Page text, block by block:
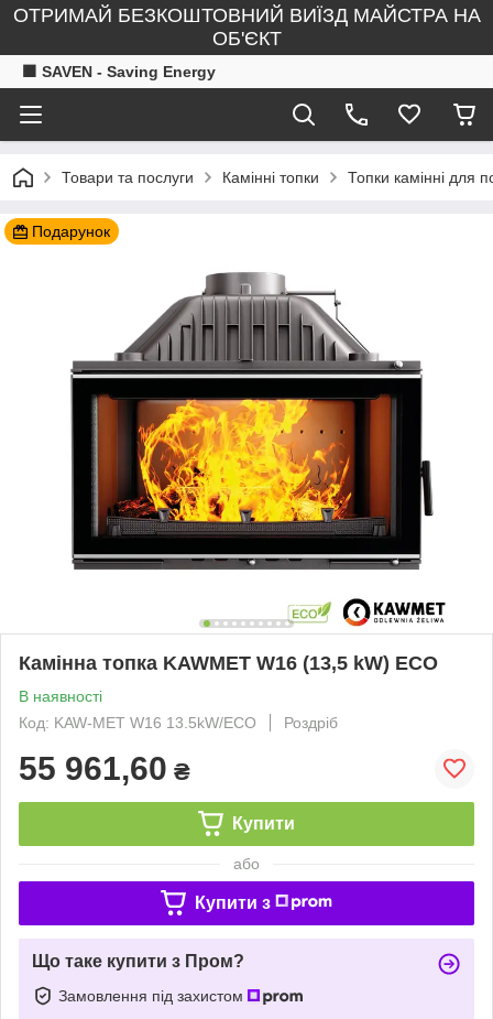
ОТРИМАЙ БЕЗКОШТОВНИЙ ВИЇЗД МАЙСТРА НА
ОБ'ЄКТ
🟧 SAVEN - Saving Energy
Товари та послуги Камінні топки Топки камінні для
Подарунок
Камінна топка KAWMET W16 (13,5 kW) ECO
В наявності
Код: KAW-MET W16 13.5kW/ECO
Роздріб
55 961,60 ₴
Купити
або
Купити з
Що таке купити з Пром?
Замовлення під захистом